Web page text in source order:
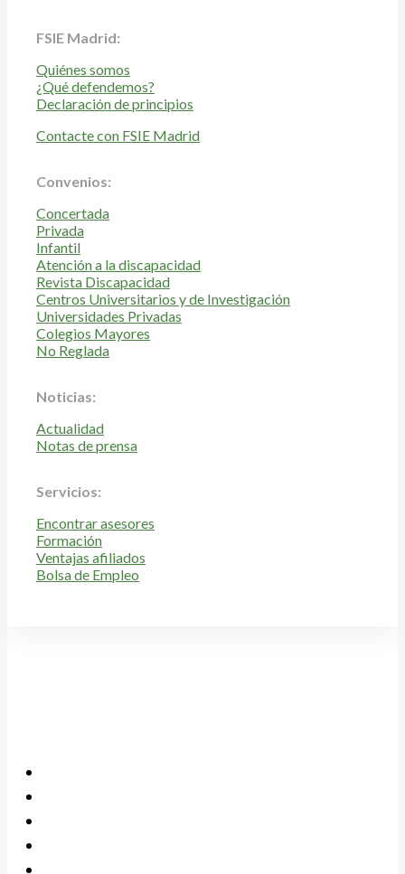
FSIE Madrid:
Quiénes somos
¿Qué defendemos?
Declaración de principios
Contacte con FSIE Madrid
Convenios:
Concertada
Privada
Infantil
Atención a la discapacidad
Revista Discapacidad
Centros Universitarios y de Investigación
Universidades Privadas
Colegios Mayores
No Reglada
Noticias:
Actualidad
Notas de prensa
Servicios:
Encontrar asesores
Formación
Ventajas afiliados
Bolsa de Empleo